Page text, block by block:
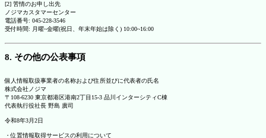
[2] 苦情のお申し出先
ノジマカスタマーセンター
電話番号: 045-228-3546
受付時間: 月曜~金曜(祝日、年末年始は除く) 10:00~16:00
8. その他の公表事項
個人情報取扱事業者の名称および住所並びに代表者の氏名
株式会社ノジマ
〒108-6230 東京都港区港南2丁目15-3 品川インターシティC棟
代表執行役社長 野島 廣司
令和8年3月2日
・位置情報取得サービスの利用について